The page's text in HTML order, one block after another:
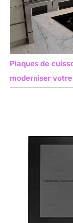
Plaques de
moderniser